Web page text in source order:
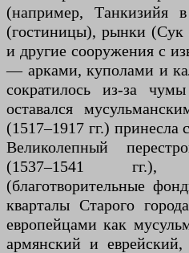
(например, Танкизийя
(гостиницы), рынки (Сук
и другие сооружения с
— арками, куполами и
сократилось из-за
оставался
(1517–1917 гг.) принесла
Великолепный
(1537–1541
(благотворительные
кварталы Старого
европейцами как
армянский и